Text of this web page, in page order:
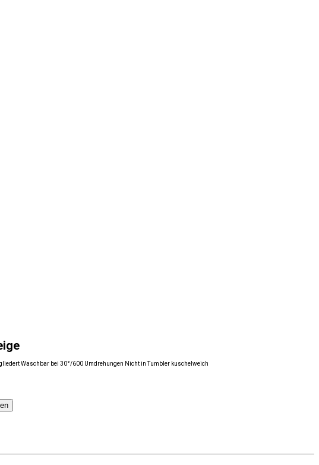
Waschbar bei 30°/600 Umdrehungen Nicht in Tumbler kuschelweich